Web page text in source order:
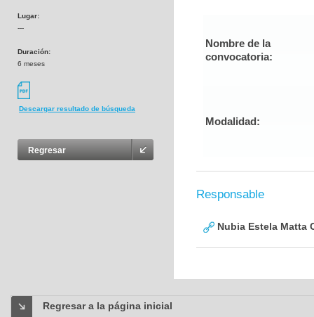
Lugar:
---
Duración:
6 meses
Descargar resultado de búsqueda
Regresar
Nombre de la
convocatoria:
Modalidad:
Responsable
Nubia Estela Matta
Regresar a la página inicial